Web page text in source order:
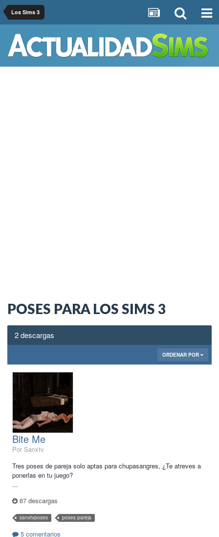
Los Sims 3
POSES PARA LOS SIMS 3
2 descargas
ORDENAR POR
Bite Me
Por Sanxtv
Tres poses de pareja solo aptas para chupasangres, ¿Te atreves a
ponerlas en tu juego?
...
67 descargas
sanxtvposes poses pareja
5 comentarios